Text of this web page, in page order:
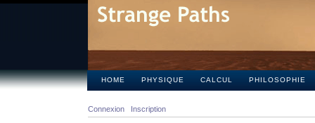
HOME PHYSIQUE CALCUL PHILOSOPHIE
Connexion Inscription